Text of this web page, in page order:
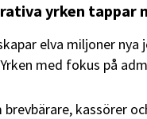
yrken tappar
elva miljoner
med fokus på
brevbärare, kassörer